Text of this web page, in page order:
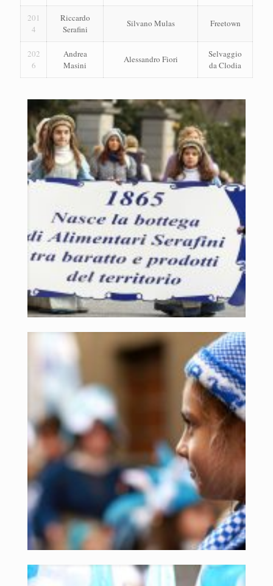
201
4
Riccardo
Serafini
Silvano Mulas Freetown
202
6
Andrea
Masini
Alessandro Fiori
Selvaggio
da Clodia